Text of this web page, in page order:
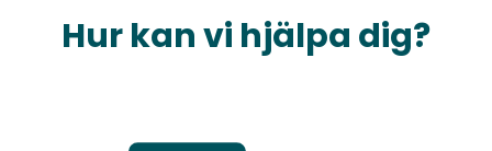
Hur kan vi hjälpa dig?